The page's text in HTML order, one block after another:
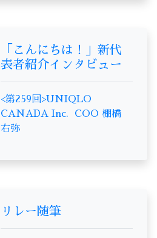
「こんにちは！」新代
表者紹介インタビュー
<第259回>UNIQLO
CANADA Inc. COO 棚橋
右弥
リレー随筆